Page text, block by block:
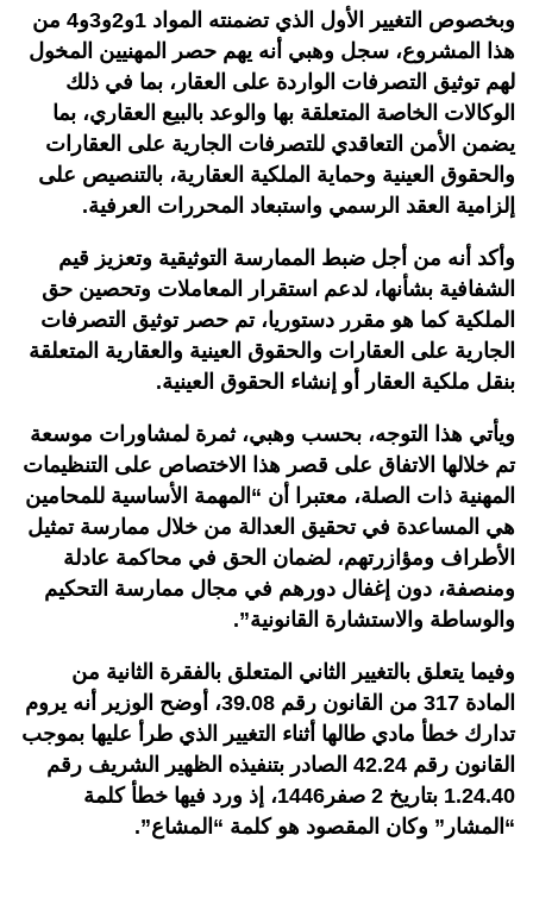
وبخصوص التغيير الأول الذي تضمنته المواد 1و2و3و4 من
هذا المشروع، سجل وهبي أنه يهم حصر المهنيين المخول
لهم توثيق التصرفات الواردة على العقار، بما في ذلك
الوكالات الخاصة المتعلقة بها والوعد بالبيع العقاري، بما
يضمن الأمن التعاقدي للتصرفات الجارية على العقارات
والحقوق العينية وحماية الملكية العقارية، بالتنصيص على
إلزامية العقد الرسمي واستبعاد المحررات العرفية.
وأكد أنه من أجل ضبط الممارسة التوثيقية وتعزيز قيم
الشفافية بشأنها، لدعم استقرار المعاملات وتحصين حق
الملكية كما هو مقرر دستوريا، تم حصر توثيق التصرفات
الجارية على العقارات والحقوق العينية والعقارية المتعلقة
بنقل ملكية العقار أو إنشاء الحقوق العينية.
ويأتي هذا التوجه، بحسب وهبي، ثمرة لمشاورات موسعة
تم خلالها الاتفاق على قصر هذا الاختصاص على التنظيمات
المهنية ذات الصلة، معتبرا أن “المهمة الأساسية للمحامين
هي المساعدة في تحقيق العدالة من خلال ممارسة تمثيل
الأطراف ومؤازرتهم، لضمان الحق في محاكمة عادلة
ومنصفة، دون إغفال دورهم في مجال ممارسة التحكيم
والوساطة والاستشارة القانونية”.
وفيما يتعلق بالتغيير الثاني المتعلق بالفقرة الثانية من
المادة 317 من القانون رقم 39.08، أوضح الوزير أنه يروم
تدارك خطأ مادي طالها أثناء التغيير الذي طرأ عليها بموجب
القانون رقم 42.24 الصادر بتنفيذه الظهير الشريف رقم
1.24.40 بتاريخ 2 صفر1446، إذ ورد فيها خطأ كلمة
“المشار” وكان المقصود هو كلمة “المشاع”.